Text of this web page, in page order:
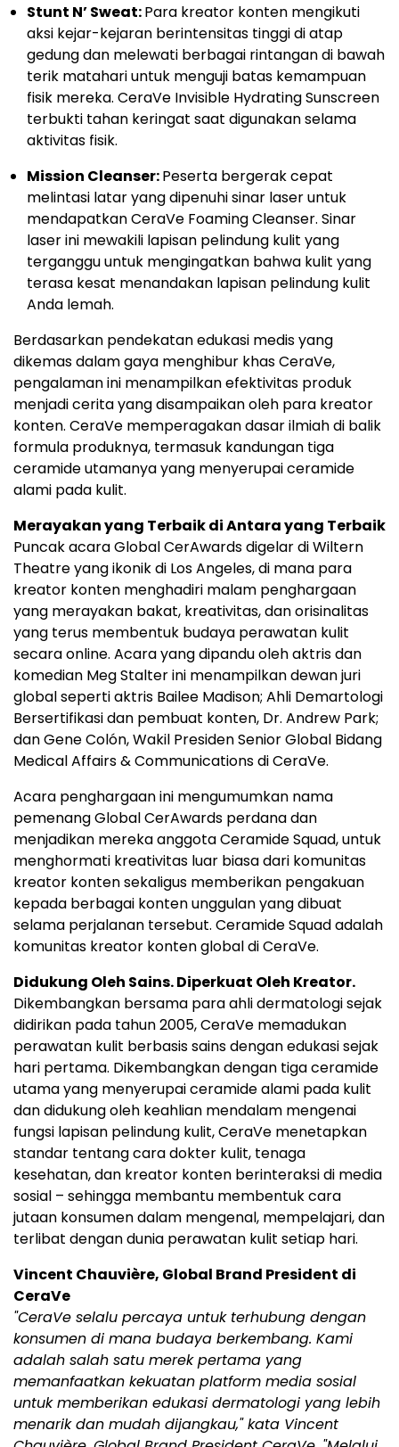
Stunt N’ Sweat:Para kreator konten mengikuti
aksi kejar-kejaran berintensitas tinggi di atap
gedung dan melewati berbagai rintangan di bawah
terik matahari untuk menguji batas kemampuan
fisik mereka. CeraVe Invisible Hydrating Sunscreen
terbukti tahan keringat saat digunakan selama
aktivitas fisik.
Mission Cleanser:Peserta bergerak cepat
melintasi latar yang dipenuhi sinar laser untuk
mendapatkan CeraVe Foaming Cleanser. Sinar
laser ini mewakili lapisan pelindung kulit yang
terganggu untuk mengingatkan bahwa kulit yang
terasa kesat menandakan lapisan pelindung kulit
Anda lemah.
Berdasarkan pendekatan edukasi medis yang
dikemas dalam gaya menghibur khas CeraVe,
pengalaman ini menampilkan efektivitas produk
menjadi cerita yang disampaikan oleh para kreator
konten. CeraVe memperagakan dasar ilmiah di balik
formula produknya, termasuk kandungan tiga
ceramide utamanya yang menyerupai ceramide
alami pada kulit.
Merayakan yang Terbaik di Antara yang Terbaik
Puncak acara Global CerAwards digelar di Wiltern
Theatre yang ikonik di Los Angeles, di mana para
kreator konten menghadiri malam penghargaan
yang merayakan bakat, kreativitas, dan orisinalitas
yang terus membentuk budaya perawatan kulit
secara online. Acara yang dipandu oleh aktris dan
komedian Meg Stalter ini menampilkan dewan juri
global seperti aktris Bailee Madison; Ahli Demartologi
Bersertifikasi dan pembuat konten, Dr. Andrew Park;
dan Gene Colón, Wakil Presiden Senior Global Bidang
Medical Affairs & Communications di CeraVe.
Acara penghargaan ini mengumumkan nama
pemenang Global CerAwards perdana dan
menjadikan mereka anggota Ceramide Squad, untuk
menghormati kreativitas luar biasa dari komunitas
kreator konten sekaligus memberikan pengakuan
kepada berbagai konten unggulan yang dibuat
selama perjalanan tersebut. Ceramide Squad adalah
komunitas kreator konten global di CeraVe.
Didukung Oleh Sains. Diperkuat Oleh Kreator.
Dikembangkan bersama para ahli dermatologi sejak
didirikan pada tahun 2005, CeraVe memadukan
perawatan kulit berbasis sains dengan edukasi sejak
hari pertama. Dikembangkan dengan tiga ceramide
utama yang menyerupai ceramide alami pada kulit
dan didukung oleh keahlian mendalam mengenai
fungsi lapisan pelindung kulit, CeraVe menetapkan
standar tentang cara dokter kulit, tenaga
kesehatan, dan kreator konten berinteraksi di media
sosial – sehingga membantu membentuk cara
jutaan konsumen dalam mengenal, mempelajari, dan
terlibat dengan dunia perawatan kulit setiap hari.
Vincent Chauvière, Global Brand President di
CeraVe
"CeraVe selalu percaya untuk terhubung dengan
konsumen di mana budaya berkembang. Kami
adalah salah satu merek pertama yang
memanfaatkan kekuatan platform media sosial
untuk memberikan edukasi dermatologi yang lebih
menarik dan mudah dijangkau," kata Vincent